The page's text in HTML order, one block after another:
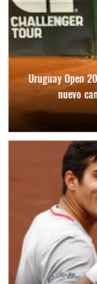
Uruguay Open
nuevo